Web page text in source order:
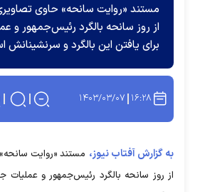
مستند «روایت سانحه» حاوی
از روز سانحه بالگرد رئیس‌جمهور
برای یافتن این بالگرد و سرنشینانش
۱۶:۲۸ ۱۴۰۳/۰۳/۰۷
به گزارش آفتاب نیوز، مستند «روایت
از روز سانحه بالگرد رئیس‌جمهور و